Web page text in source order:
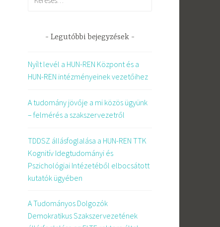
Legutóbbi bejegyzések
Nyílt levél a HUN-REN Központ és a
HUN-REN intézményeinek vezetőihez
A tudomány jövője a mi közös ügyünk
– felmérés a szakszervezetről
TDDSZ állásfoglalása a HUN-REN TTK
Kognitív Idegtudományi és
Pszichológiai Intézetéből elbocsátott
kutatók ügyében
A Tudományos Dolgozók
Demokratikus Szakszervezetének